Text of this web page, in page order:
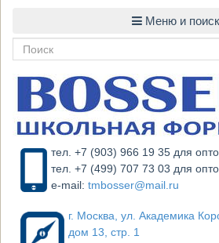
тел. +7 (903) 966 19 35 для
тел. +7 (499) 707 73 03 для
e-mail: tmbosser@mail.ru
г. Москва, ул. Академика
дом 13, стр. 1